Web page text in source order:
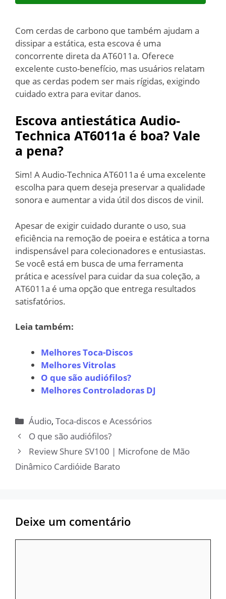
Com cerdas de carbono que também ajudam a
dissipar a estática, esta escova é uma
concorrente direta da AT6011a. Oferece
excelente custo-benefício, mas usuários relatam
que as cerdas podem ser mais rígidas, exigindo
cuidado extra para evitar danos.
Escova antiestática Audio-
Technica AT6011a é boa? Vale
a pena?
Sim! A Audio-Technica AT6011a é uma excelente
escolha para quem deseja preservar a qualidade
sonora e aumentar a vida útil dos discos de vinil.
Apesar de exigir cuidado durante o uso, sua
eficiência na remoção de poeira e estática a torna
indispensável para colecionadores e entusiastas.
Se você está em busca de uma ferramenta
prática e acessível para cuidar da sua coleção, a
AT6011a é uma opção que entrega resultados
satisfatórios.
Leia também:
Melhores Toca-Discos
Melhores Vitrolas
O que são audiófilos?
Melhores Controladoras DJ
Categorias
Áudio,Toca-discos e Acessórios
O que são audiófilos?
Review Shure SV100 | Microfone de Mão
Dinâmico Cardióide Barato
Deixe um comentário